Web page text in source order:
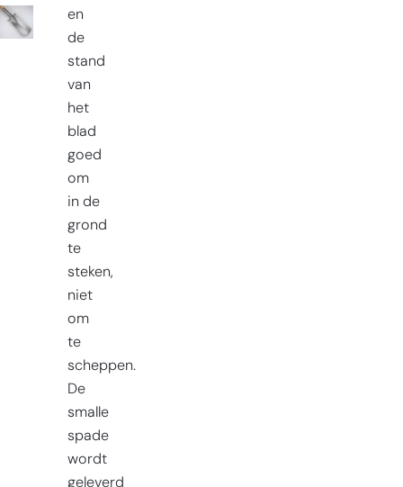
en
de
stand
van
het
blad
goed
om
in de
grond
te
steken,
niet
om
te
scheppen.
De
smalle
spade
wordt
geleverd